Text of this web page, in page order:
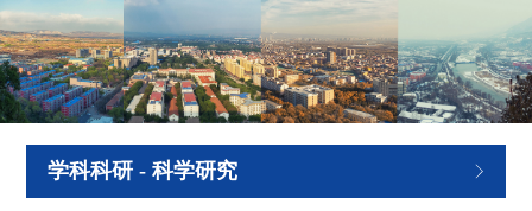
学科科研 - 科学研究